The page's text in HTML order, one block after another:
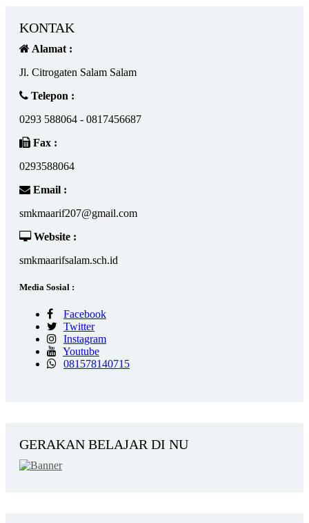
KONTAK
Alamat :
Jl. Citrogaten Salam Salam
Telepon :
0293 588064 - 0817456687
Fax :
0293588064
Email :
smkmaarif207@gmail.com
Website :
smkmaarifsalam.sch.id
Media Sosial :
Facebook
Twitter
Instagram
Youtube
081578140715
GERAKAN BELAJAR DI NU